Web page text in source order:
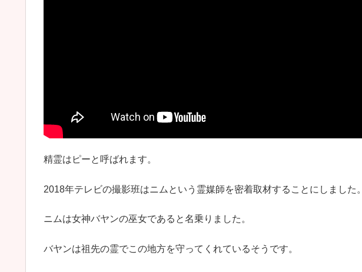
精霊はピーと呼ばれます。
2018年テレビの撮影班はニムという霊媒師を密着取材することにしました。
ニムは女神バヤンの巫女であると名乗りました。
バヤンは祖先の霊でこの地方を守ってくれているそうです。